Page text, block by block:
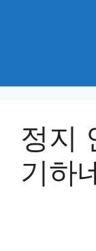
정지
기하